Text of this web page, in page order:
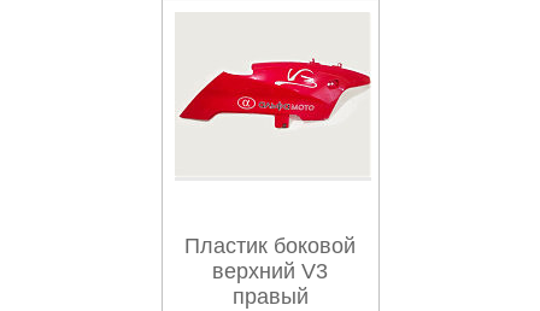
Пластик боковой
верхний V3
правый